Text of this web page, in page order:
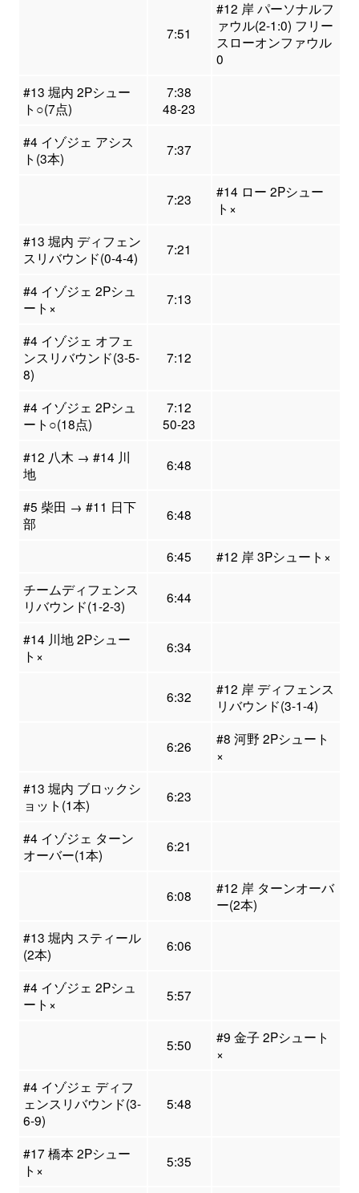
7:51
#12 岸 パーソナルフ
ァウル(2-1:0) フリー
スローオンファウル
0
#13 堀内 2Pシュー
ト○(7点)
7:38
48-23
#4 イゾジェ アシス
ト(3本)
7:37
7:23
#14 ロー 2Pシュー
ト×
#13 堀内 ディフェン
スリバウンド(0-4-4)
7:21
#4 イゾジェ 2Pシュ
ート×
7:13
#4 イゾジェ オフェ
ンスリバウンド(3-5-
8)
7:12
#4 イゾジェ 2Pシュ
ート○(18点)
7:12
50-23
#12 八木 → #14 川
地
6:48
#5 柴田 → #11 日下
部
6:48
6:45
#12 岸 3Pシュート×
チームディフェンス
リバウンド(1-2-3)
6:44
#14 川地 2Pシュー
ト×
6:34
6:32
#12 岸 ディフェンス
リバウンド(3-1-4)
6:26
#8 河野 2Pシュート
×
#13 堀内 ブロックシ
ョット(1本)
6:23
#4 イゾジェ ターン
オーバー(1本)
6:21
6:08
#12 岸 ターンオーバ
ー(2本)
#13 堀内 スティール
(2本)
6:06
#4 イゾジェ 2Pシュ
ート×
5:57
5:50
#9 金子 2Pシュート
×
#4 イゾジェ ディフ
ェンスリバウンド(3-
6-9)
5:48
#17 橋本 2Pシュー
ト×
5:35